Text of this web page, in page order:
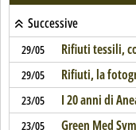
Successive
29/05 Rifiuti tessili,
29/05 Rifiuti, la
23/05 I 20 anni di
23/05 Green Med